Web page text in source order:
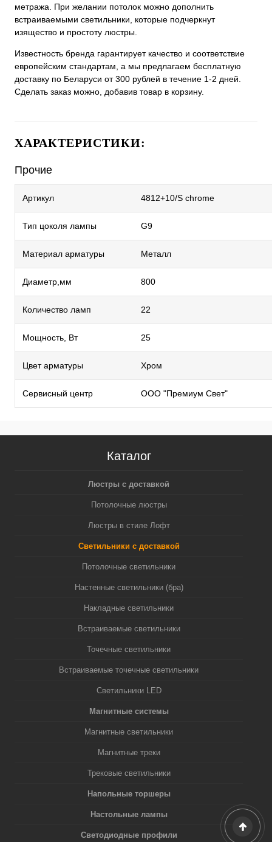
метража. При желании потолок можно дополнить
встраиваемыми светильники, которые подчеркнут
изящество и простоту люстры.
Известность бренда гарантирует качество и соответствие
европейским стандартам, а мы предлагаем бесплатную
доставку по Беларуси от 300 рублей в течение 1-2 дней.
Сделать заказ можно, добавив товар в корзину.
ХАРАКТЕРИСТИКИ:
Прочие
Артикул 4812+10/S chrome
Тип цоколя лампы G9
Материал арматуры Металл
Диаметр,мм 800
Количество ламп 22
Мощность, Вт 25
Цвет арматуры Хром
Сервисный центр ООО "Премиум Свет"
Каталог
Люстры с доставкой
Потолочные люстры
Люстры в стиле Лофт
Светильники с доставкой
Потолочные светильники
Настенные светильники (бра)
Накладные светильники
Встраиваемые светильники
Точечные светильники
Встраиваемые точечные светильники
Светильники LED
Магнитные системы
Магнитные светильники
Магнитные треки
Трековые светильники
Напольные торшеры
Настольные лампы
Светодиодные профили